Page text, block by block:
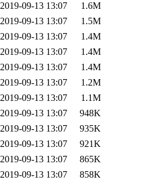
2019-09-13 13:07
1.6M
2019-09-13 13:07
1.5M
2019-09-13 13:07
1.4M
2019-09-13 13:07
1.4M
2019-09-13 13:07
1.4M
2019-09-13 13:07
1.2M
2019-09-13 13:07
1.1M
2019-09-13 13:07
948K
2019-09-13 13:07
935K
2019-09-13 13:07
921K
2019-09-13 13:07
865K
2019-09-13 13:07
858K